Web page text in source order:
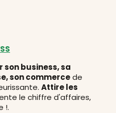
son business, sa
son commercede
Attire les
le chiffre d'affaires,
!.